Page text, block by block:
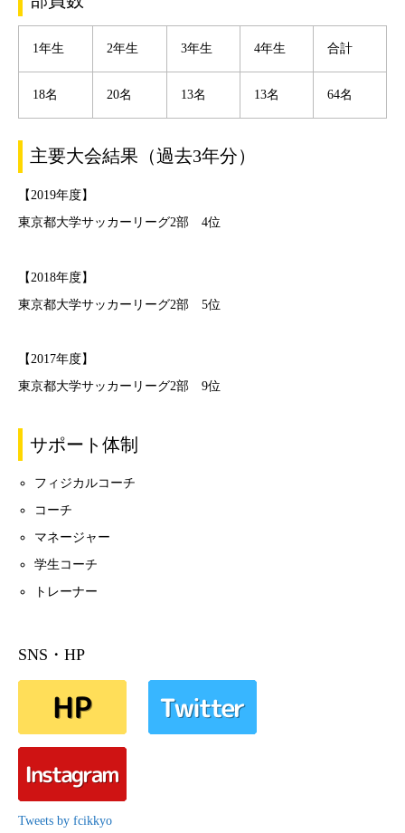
1年生 2年生 3年生 4年生 合計
18名 20名 13名 13名 64名
主要大会結果（過去3年分）
【2019年度】
東京都大学サッカーリーグ2部 4位
【2018年度】
東京都大学サッカーリーグ2部 5位
【2017年度】
東京都大学サッカーリーグ2部 9位
サポート体制
フィジカルコーチ
コーチ
マネージャー
学生コーチ
トレーナー
SNS・HP
Tweets by fcikkyo